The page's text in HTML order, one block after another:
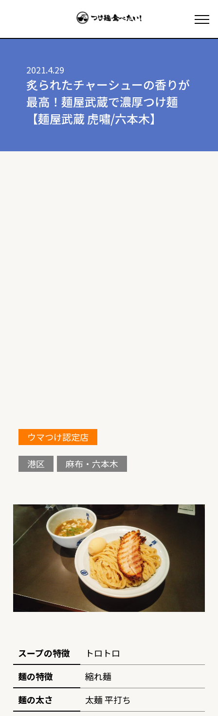
2021.4.29
炙られたチャーシューの香りが
最高！麺屋武蔵で濃厚つけ麺
【麺屋武蔵 虎嘯/六本木】
ウマつけ認定店
港区 麻布・六本木
スープの特徴
トロトロ
麺の特徴
縮れ麺
麺の太さ
太麺 平打ち